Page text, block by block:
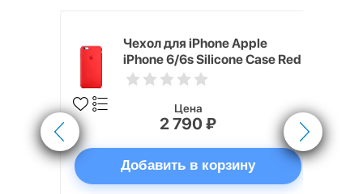
Чехол для iPhone Apple
iPhone 6/6s Silicone Case Red
Цена
2 790 ₽
Добавить в корзину